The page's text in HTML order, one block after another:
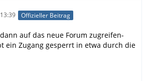
Offizieller Beitrag
auf das neue Forum zugreifen-
ein Zugang gesperrt in etwa durch die